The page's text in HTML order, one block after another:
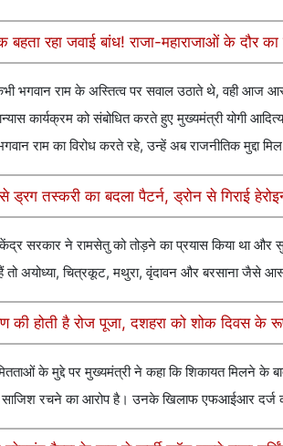
बहता रहा जवाई बांध! राजा-महाराजाओं के दौर
भगवान राम के अस्तित्व पर सवाल उठाते थे, वही आज
कार्यक्रम को संबोधित करते हुए मुख्यमंत्री योगी
राम का विरोध करते रहे, उन्हें अब राजनीतिक मुद्दा
से ड्रग तस्करी का बदला पैटर्न, ड्रोन से गिराई
सरकार ने रामसेतु को तोड़ने का प्रयास किया था और
तो अयोध्या, चित्रकूट, मथुरा, वृंदावन और बरसाना जैसे
की होती है रोज पूजा, दशहरा को शोक दिवस
के मुद्दे पर मुख्यमंत्री ने कहा कि शिकायत मिलने
साजिश रचने का आरोप है। उनके खिलाफ एफआईआर दर्ज